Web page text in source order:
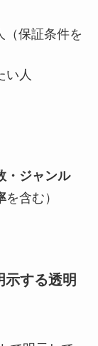
（保証条件を
い人
・ジャンル
を含む）
示する透明